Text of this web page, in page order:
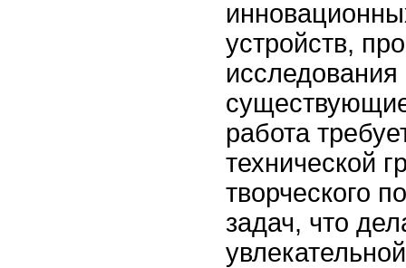
устройств,
работа
технической
творческого
задач, что